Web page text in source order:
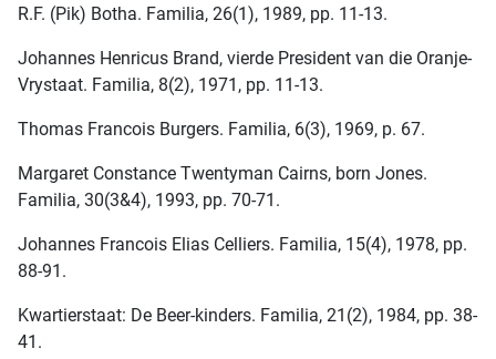
R.F. (Pik) Botha. Familia, 26(1), 1989, pp. 11-13.
Johannes Henricus Brand, vierde President van die Oranje-
Vrystaat. Familia, 8(2), 1971, pp. 11-13.
Thomas Francois Burgers. Familia, 6(3), 1969, p. 67.
Margaret Constance Twentyman Cairns, born Jones.
Familia, 30(3&4), 1993, pp. 70-71.
Johannes Francois Elias Celliers. Familia, 15(4), 1978, pp.
88-91.
Kwartierstaat: De Beer-kinders. Familia, 21(2), 1984, pp. 38-
41.